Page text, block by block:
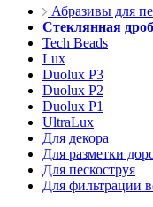
Абразивы для
Стеклянная
Tech Beads
Lux
Duolux P3
Duolux P2
Duolux P1
UltraLux
Для декора
Для разметки
Для пескоструя
Для фильтрации